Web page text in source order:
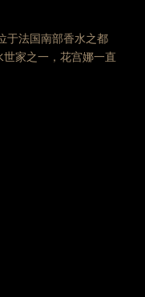
于法国南部香水之都
家之一，花宫娜一直